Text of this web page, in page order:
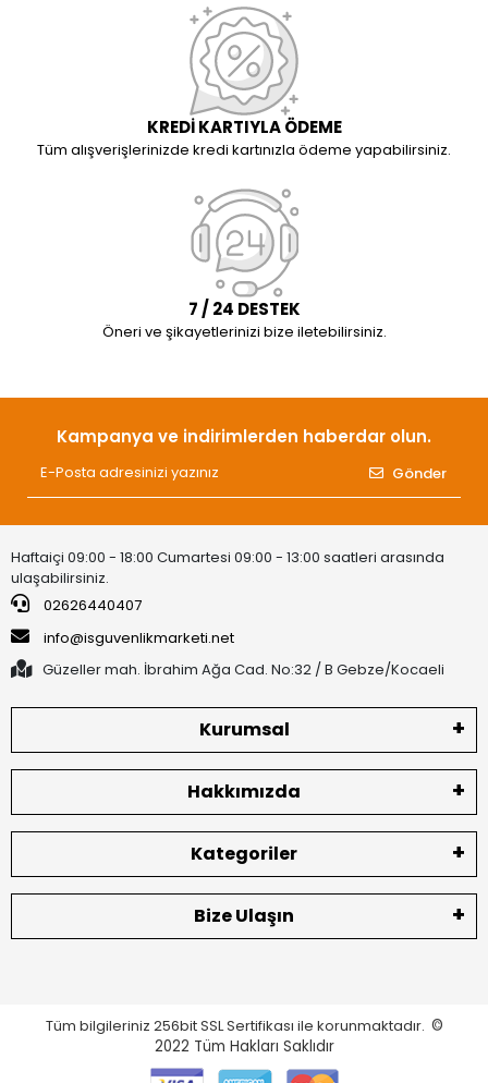
KREDİ KARTIYLA ÖDEME
Tüm alışverişlerinizde kredi kartınızla ödeme yapabilirsiniz.
7 / 24 DESTEK
Öneri ve şikayetlerinizi bize iletebilirsiniz.
Kampanya ve indirimlerden haberdar olun.
Gönder
Haftaiçi 09:00 - 18:00 Cumartesi 09:00 - 13:00 saatleri arasında
ulaşabilirsiniz.
02626440407
info@isguvenlikmarketi.net
Güzeller mah. İbrahim Ağa Cad. No:32 / B Gebze/Kocaeli
Kurumsal
Hakkımızda
Kategoriler
Bize Ulaşın
Tüm bilgileriniz 256bit SSL Sertifikası ile korunmaktadır. ©
2022 Tüm Hakları Saklıdır